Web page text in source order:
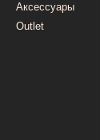
Аксессуары
Outlet